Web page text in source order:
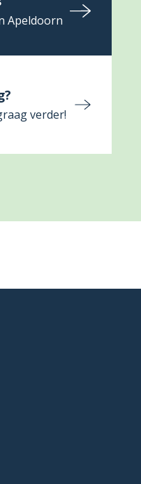
Apeldoorn
verder!